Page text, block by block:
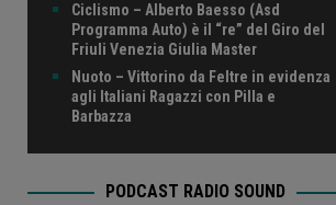
Ciclismo – Alberto Baesso (Asd
Programma Auto) è il “re” del Giro del
Friuli Venezia Giulia Master
Nuoto – Vittorino da Feltre in evidenza
agli Italiani Ragazzi con Pilla e
Barbazza
PODCAST RADIO SOUND